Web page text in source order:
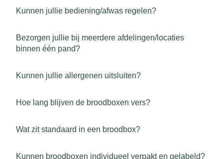
Kunnen jullie bediening/afwas regelen?
Bezorgen jullie bij meerdere afdelingen/locaties
binnen één pand?
Kunnen jullie allergenen uitsluiten?
Hoe lang blijven de broodboxen vers?
Wat zit standaard in een broodbox?
Kunnen broodboxen individueel verpakt en gelabeld?